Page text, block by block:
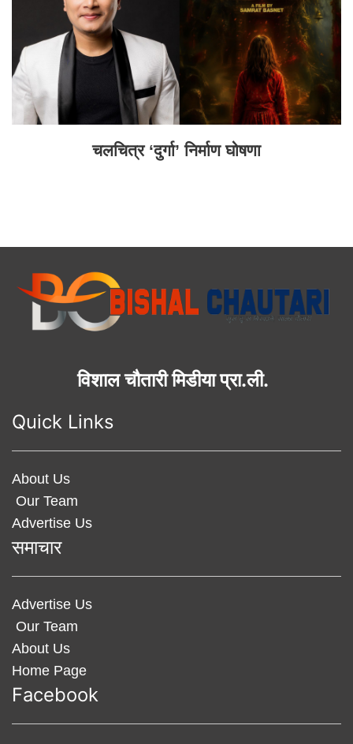
चलचित्र ‘दुर्गा’ निर्माण घोषणा
विशाल चौतारी मिडीया प्रा.ली.
Quick Links
About Us
Our Team
Advertise Us
समाचार
Advertise Us
Our Team
About Us
Home Page
Facebook